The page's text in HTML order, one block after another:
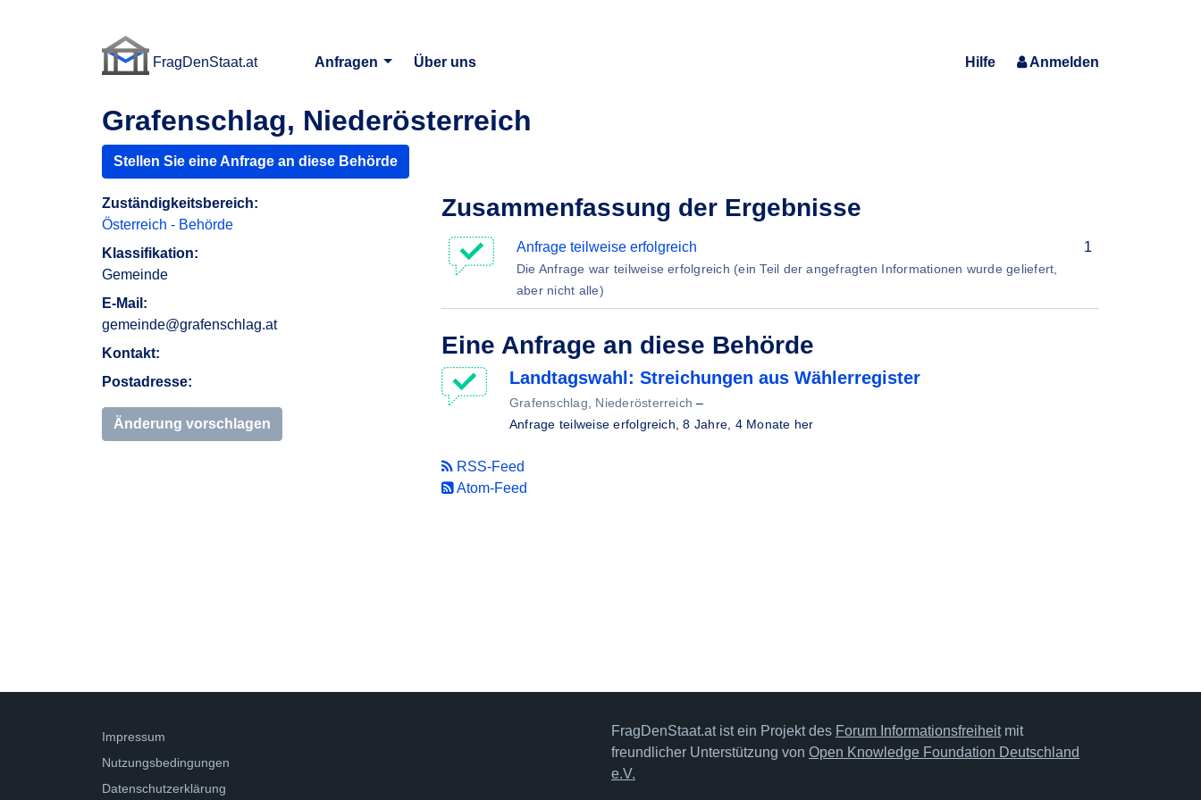
FragDenStaat.at
Anfragen
Über uns Hilfe Anmelden
Grafenschlag, Niederösterreich
Stellen Sie eine Anfrage an diese Behörde
Zuständigkeitsbereich:
Österreich - Behörde
Klassifikation:
Gemeinde
E-Mail:
gemeinde@grafenschlag.at
Kontakt:
Postadresse:
Änderung vorschlagen
Zusammenfassung der Ergebnisse
Anfrage teilweise erfolgreich
Die Anfrage war teilweise erfolgreich (ein Teil der angefragten Informationen wurde geliefert,
aber nicht alle)
1
Eine Anfrage an diese Behörde
Landtagswahl: Streichungen aus Wählerregister
Grafenschlag, Niederösterreich –
Anfrage teilweise erfolgreich,8 Jahre, 4 Monate her
RSS-Feed
Atom-Feed
Impressum
Nutzungsbedingungen
Datenschutzerklärung
FragDenStaat.at ist ein Projekt des Forum Informationsfreiheitmit
freundlicher Unterstützung von Open Knowledge Foundation Deutschland
e.V.